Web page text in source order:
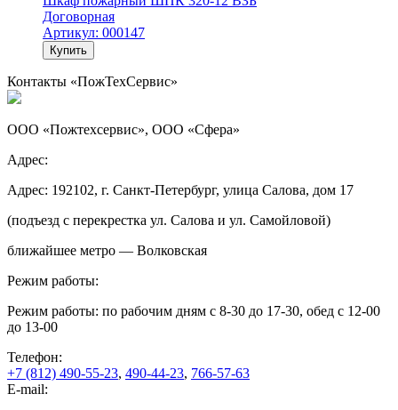
Договорная
Артикул: 000147
Купить
Контакты «ПожТехСервис»
ООО «Пожтехсервис», ООО «Сфера»
Адрес:
Адрес: 192102, г. Санкт-Петербург, улица Салова, дом 17
(подъезд с перекрестка ул. Салова и ул. Самойловой)
ближайшее метро — Волковская
Режим работы:
Режим работы: по рабочим дням с 8-30 до 17-30, обед с 12-00
до 13-00
Телефон:
+7 (812) 490-55-23, 490-44-23, 766-57-63
E-mail: